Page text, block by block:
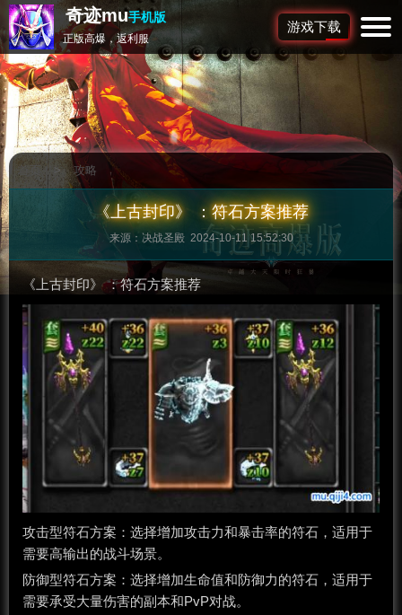
奇迹mu手机版
正版高爆，返利服
游戏下载
首页 > 攻略
《上古封印》 ：符石方案推荐
来源：决战圣殿 2024-10-11 15:52:30
《上古封印》 ：符石方案推荐
攻击型符石方案‌：选择增加攻击力和暴击率的符石，适用于
需要高输出的战斗场景。
‌防御型符石方案‌：选择增加生命值和防御力的符石，适用于
需要承受大量伤害的副本和PvP对战。